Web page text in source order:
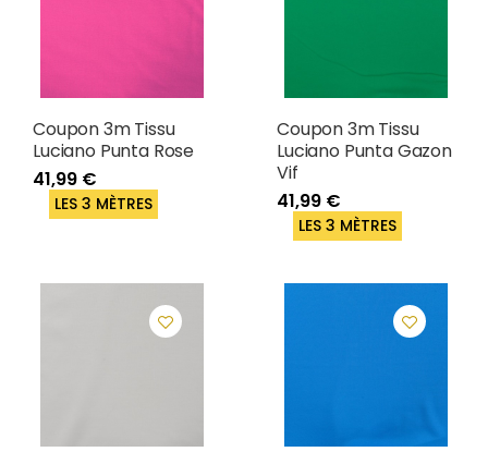
Coupon 3m Tissu
Luciano Punta Rose
41,99 €
LES 3 MÈTRES
Coupon 3m Tissu
Luciano Punta Gazon
Vif
41,99 €
LES 3 MÈTRES